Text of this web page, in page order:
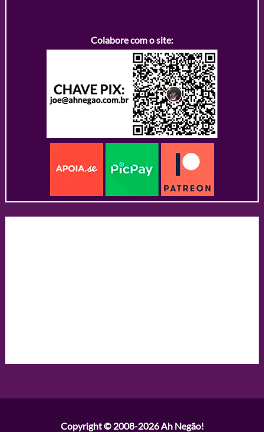
Colabore com o site:
Copyright © 2008-2026Ah Negão!